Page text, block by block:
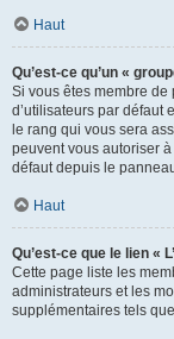
Haut
Qu’est-ce qu’un «
Si vous êtes membre de
d’utilisateurs par défaut
le rang qui vous sera
peuvent vous autoriser
défaut depuis le
Haut
Qu’est-ce que le lien «
Cette page liste les
administrateurs et les
supplémentaires tels